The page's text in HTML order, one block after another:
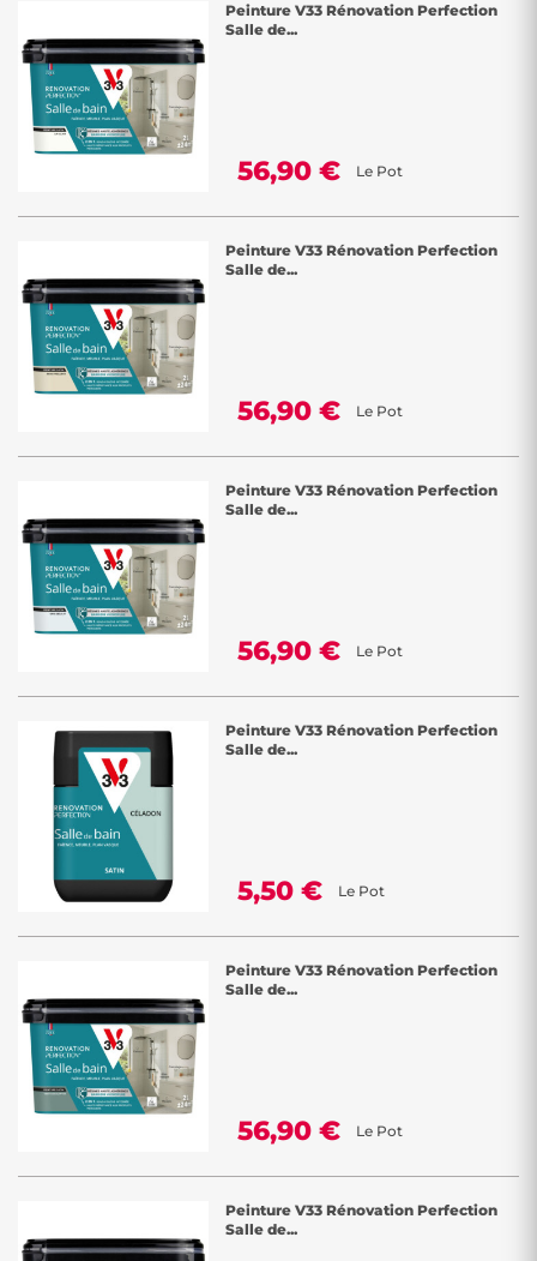
Peinture V33 Rénovation Perfection
Salle de...
56,90 € Le Pot
Peinture V33 Rénovation Perfection
Salle de...
56,90 € Le Pot
Peinture V33 Rénovation Perfection
Salle de...
56,90 € Le Pot
Peinture V33 Rénovation Perfection
Salle de...
5,50 € Le Pot
Peinture V33 Rénovation Perfection
Salle de...
56,90 € Le Pot
Peinture V33 Rénovation Perfection
Salle de...